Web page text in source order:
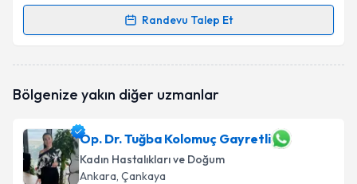
Randevu Talep Et
Randevu Takvimi Talebi
oluşturun. Size bu uzmandan randevu almanız için bir
E-posta Adresiniz
Bölgenize yakın diğer uzmanlar
Op. Dr. Tuğba Kolomuç Gayretli
Kadın Hastalıkları ve Doğum
Ankara, Çankaya